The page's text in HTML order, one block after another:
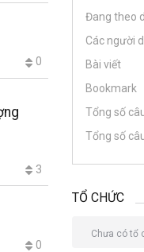
0
3
0
Đang theo
Các người
Bài viết
Bookmark
Tổng số
Tổng số
TỔ CHỨC
Chưa có tổ